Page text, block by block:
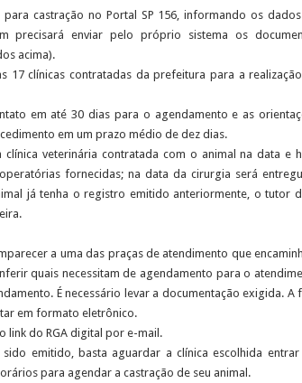
castração no Portal SP 156, informando os
precisará enviar pelo próprio sistema os
acima).
17 clínicas contratadas da prefeitura para a
em até 30 dias para o agendamento e as
em um prazo médio de dez dias.
veterinária contratada com o animal na data e
fornecidas; na data da cirurgia será
já tenha o registro emitido anteriormente, o tutor
a uma das praças de atendimento que
quais necessitam de agendamento para o
É necessário levar a documentação exigida. A
em formato eletrônico.
link do RGA digital por e-mail.
emitido, basta aguardar a clínica escolhida entrar
para agendar a castração de seu animal.